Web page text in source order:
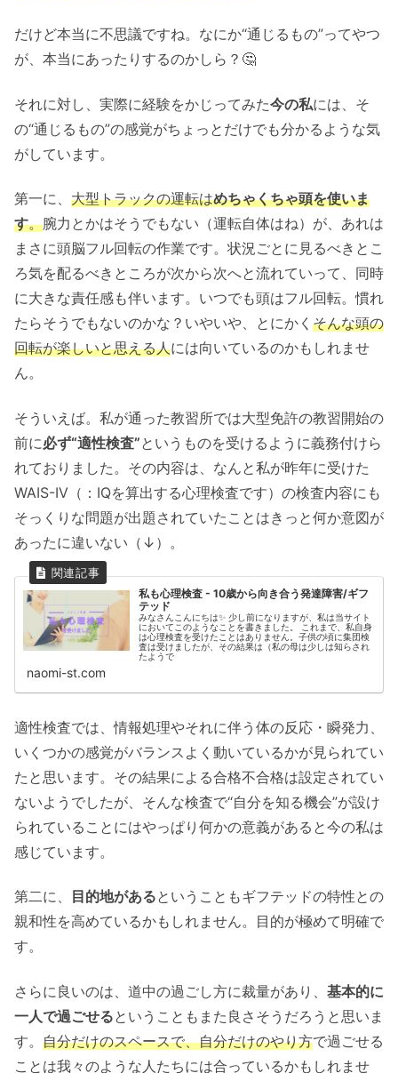
だけど本当に不思議ですね。なにか“通じるもの”ってやつ
が、本当にあったりするのかしら？🤔
それに対し、実際に経験をかじってみた今の私には、そ
の“通じるもの”の感覚がちょっとだけでも分かるような気
がしています。
第一に、 大型トラックの運転はめちゃくちゃ頭を使いま
す。腕力とかはそうでもない（運転自体はね）が、あれは
まさに頭脳フル回転の作業です。状況ごとに見るべきとこ
ろ気を配るべきところが次から次へと流れていって、同時
に大きな責任感も伴います。いつでも頭はフル回転。慣れ
たらそうでもないのかな？いやいや、とにかく そんな頭の
回転が楽しいと思える人には向いているのかもしれませ
ん。
そういえば。私が通った教習所では大型免許の教習開始の
前に必ず“適性検査”というものを受けるように義務付けら
れておりました。その内容は、なんと私が昨年に受けた
WAIS-IV（：IQを算出する心理検査です）の検査内容にも
そっくりな問題が出題されていたことはきっと何か意図が
あったに違いない（↓）。
私も心理検査 - 10歳から向き合う発達障害/ギフ
テッド
みなさんこんにちは✨ 少し前になりますが、私は当サイト
においてこのようなことを書きました。 これまで、私自身
は心理検査を受けたことはありません。子供の頃に集団検
査は受けましたが、その結果は（私の母は少しは知らされ
たようで
naomi-st.com
適性検査では、情報処理やそれに伴う体の反応・瞬発力、
いくつかの感覚がバランスよく動いているかが見られてい
たと思います。その結果による合格不合格は設定されてい
ないようでしたが、そんな検査で“自分を知る機会”が設け
られていることにはやっぱり何かの意義があると今の私は
感じています。
第二に、 目的地があるということもギフテッドの特性との
親和性を高めているかもしれません。目的が極めて明確で
す。
さらに良いのは、道中の過ごし方に裁量があり、 基本的に
一人で過ごせるということもまた良さそうだろうと思いま
す。 自分だけのスペースで、自分だけのやり方で過ごせる
ことは我々のような人たちには合っているかもしれませ